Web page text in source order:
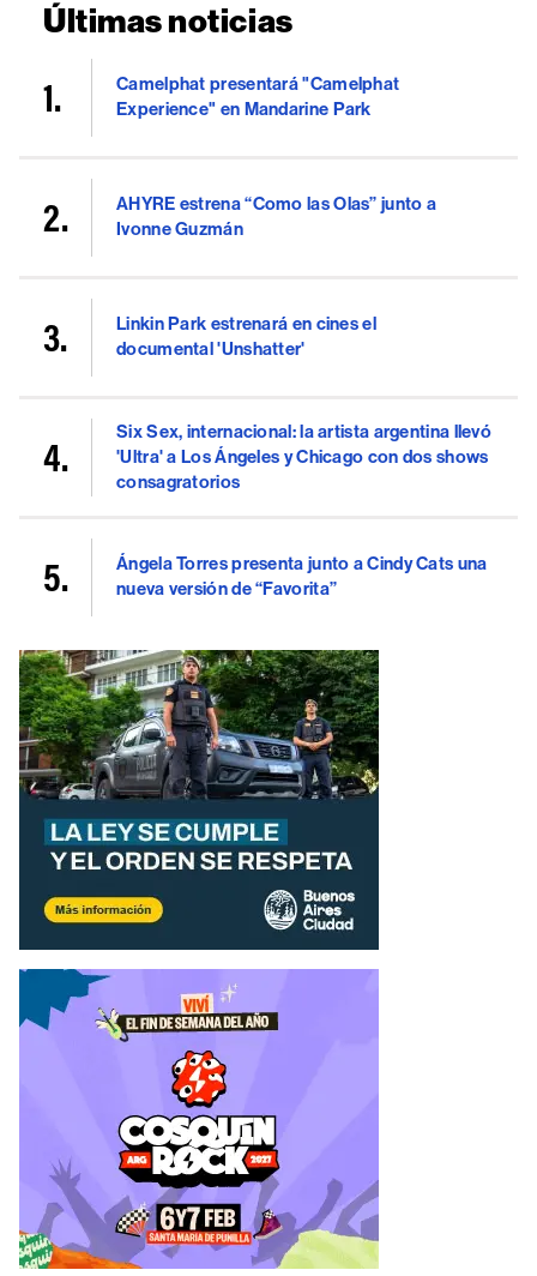
Últimas noticias
Camelphat presentará "Camelphat
Experience" en Mandarine Park
AHYRE estrena “Como las Olas” junto a
Ivonne Guzmán
Linkin Park estrenará en cines el
documental 'Unshatter'
Six Sex, internacional: la artista argentina llevó
'Ultra' a Los Ángeles y Chicago con dos shows
consagratorios
Ángela Torres presenta junto a Cindy Cats una
nueva versión de “Favorita”